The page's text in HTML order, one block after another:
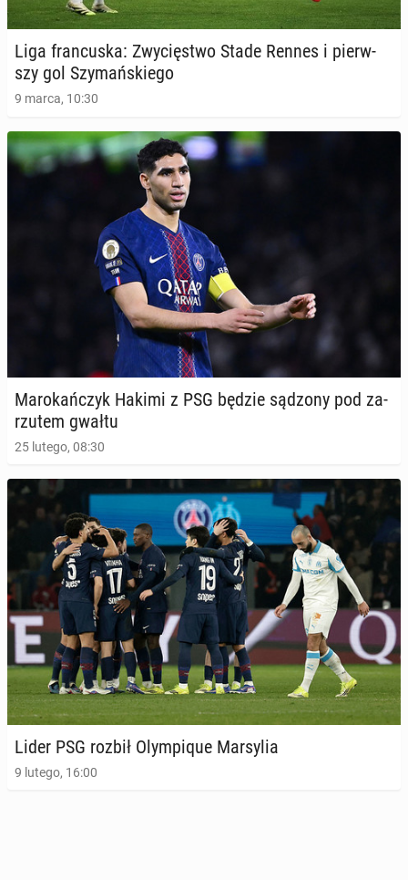
Liga fran­cu­ska: Zwy­cię­stwo Stade Rennes i pierw­
szy gol Szy­mań­skie­go
9 marca, 10:30
Ma­ro­kań­czyk Hakimi z PSG będzie sądzony pod za­
rzu­tem gwałtu
25 lutego, 08:30
Lider PSG rozbił Olym­pi­que Mar­sy­lia
9 lutego, 16:00